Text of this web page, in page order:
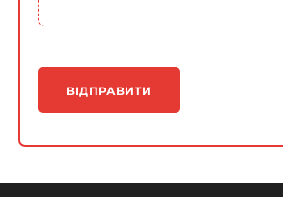
ВІДПРАВИТИ